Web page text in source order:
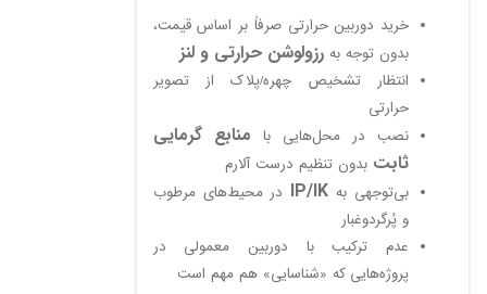
خرید دوربین حرارتی صرفاً بر اساس قیمت،
بدون توجه بهرزولوشن حرارتی و لنز
انتظار تشخیص چهره/پلاک از تصویر
حرارتی
نصب در محل‌هایی با منابع گرمایی
ثابت بدون تنظیم درست آلارم
بی‌توجهی به IP/IK در محیط‌های مرطوب
و پُرگردوغبار
عدم ترکیب با دوربین معمولی در
پروژه‌هایی که «شناسایی» هم مهم است